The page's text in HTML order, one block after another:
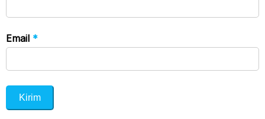
Email *